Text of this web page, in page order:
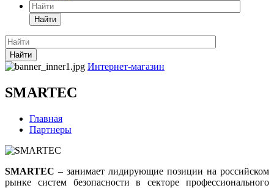
Найти
Найти
Интернет-магазин
SMARTEC
Главная
Партнеры
SMARTEC – занимает лидирующие позиции на российском
рынке систем безопасности в секторе профессионального